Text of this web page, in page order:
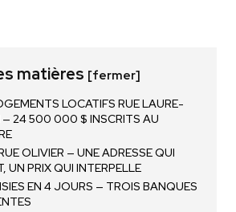
matières [fermer]
LOCATIFS RUE LAURE-
— 24 500 000 $ INSCRITS AU
OLIVIER — UNE ADRESSE QUI
UN PRIX QUI INTERPELLE
EN 4 JOURS — TROIS BANQUES